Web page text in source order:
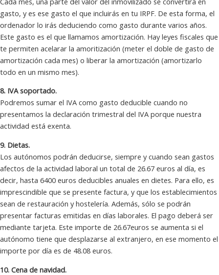
gasto, y es ese gasto el que incluirás en tu IRPF. De esta forma, el
ordenador lo irás deduciendo como gasto durante varios años.
Este gasto es el que llamamos amortización. Hay leyes fiscales que
te permiten acelarar la amoritización (meter el doble de gasto de
amortización cada mes) o liberar la amortización (amortizarlo
todo en un mismo mes).
8. IVA soportado.
Podremos sumar el IVA como gasto deducible cuando no
presentamos la declaración trimestral del IVA porque nuestra
actividad está exenta.
9. Dietas.
Los autónomos podrán deducirse, siempre y cuando sean gastos
afectos de la actividad laboral un total de 26.67 euros al día, es
decir, hasta 6400 euros deducibles anuales en dietes. Para ello, es
imprescindible que se presente factura, y que los establecimientos
sean de restauración y hostelería. Además, sólo se podrán
presentar facturas emitidas en días laborales. El pago deberá ser
mediante tarjeta. Este importe de 26.67euros se aumenta si el
autónomo tiene que desplazarse al extranjero, en ese momento el
importe por día es de 48.08 euros.
10. Cena de navidad.